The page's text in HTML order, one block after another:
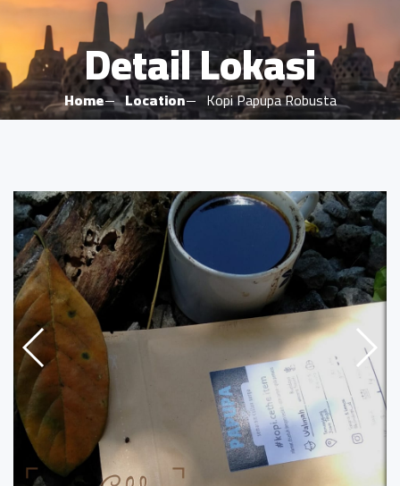
Detail Lokasi
Home Location Kopi Papupa Robusta